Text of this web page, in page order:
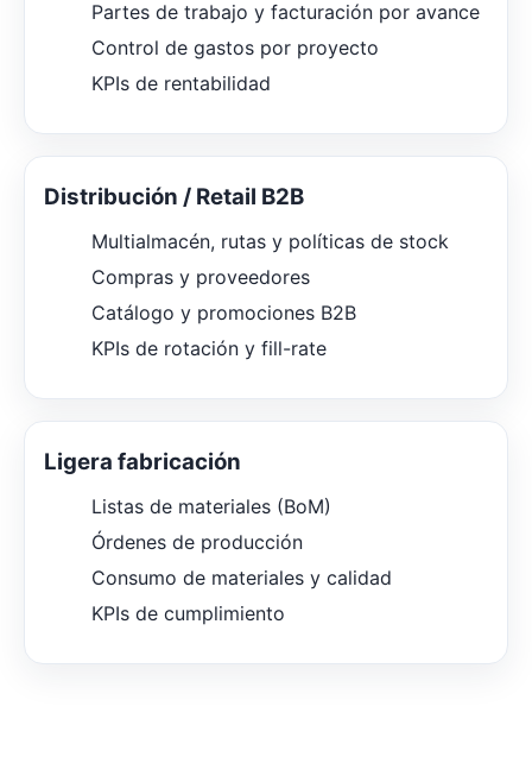
Partes de trabajo y facturación por avance
Control de gastos por proyecto
KPIs de rentabilidad
Distribución / Retail B2B
Multialmacén, rutas y políticas de stock
Compras y proveedores
Catálogo y promociones B2B
KPIs de rotación y fill-rate
Ligera fabricación
Listas de materiales (BoM)
Órdenes de producción
Consumo de materiales y calidad
KPIs de cumplimiento